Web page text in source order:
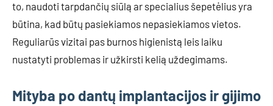
to, naudoti tarpdančių siūlą ar specialius šepetėlius yra
būtina, kad būtų pasiekiamos nepasiekiamos vietos.
Reguliarūs vizitai pas burnos higienistą leis laiku
nustatyti problemas ir užkirsti kelią uždegimams.
Mityba po dantų implantacijos ir gijimo